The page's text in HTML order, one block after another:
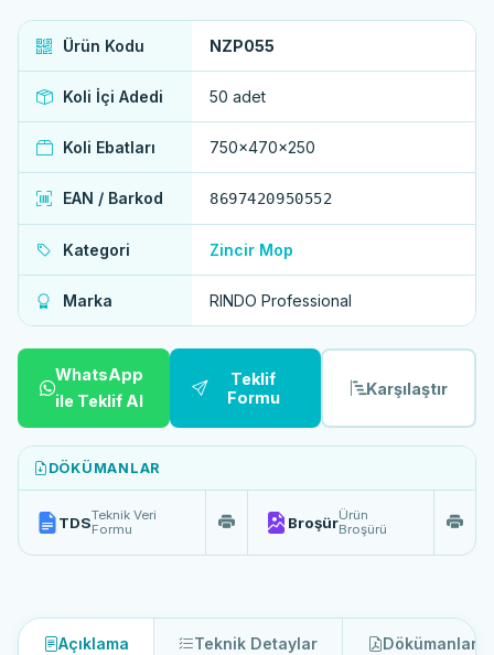
Ürün Kodu NZP055
Koli İçi Adedi 50 adet
Koli Ebatları 750x470x250
EAN / Barkod 8697420950552
Kategori Zincir Mop
Marka RINDO Professional
WhatsApp
ile Teklif Al
Teklif
Formu
Karşılaştır
DÖKÜMANLAR
TDSTeknik Veri
Formu
BroşürÜrün
Broşürü
Açıklama Teknik Detaylar Dökümanlar